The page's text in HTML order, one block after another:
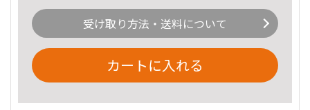
受け取り方法・送料について
カートに入れる